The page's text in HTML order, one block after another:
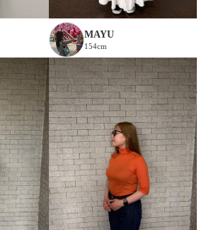
MAYU
154cm